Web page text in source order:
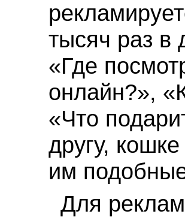
тысяч раз в
«Где
онлайн?»,
«Что
другу,
им
Для